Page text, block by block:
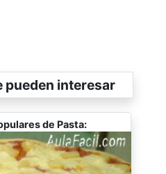
pueden interesar
de Pasta: